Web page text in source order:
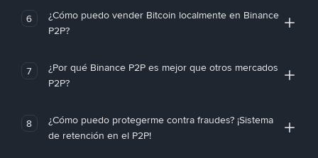
6
¿Cómo puedo vender Bitcoin localmente en Binance
P2P?
7
¿Por qué Binance P2P es mejor que otros mercados
P2P?
8
¿Cómo puedo protegerme contra fraudes? ¡Sistema
de retención en el P2P!